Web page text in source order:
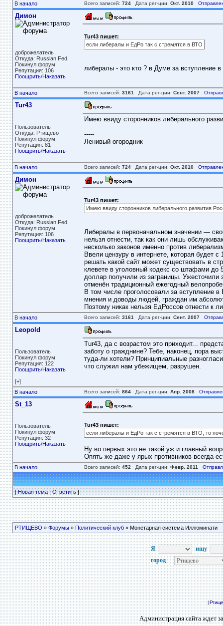
В начало Всего записей: 724Дата рег-ции: Окт. 2010
Димон
доброжелатель
Откуда: Russian Fed.
Покинул форум
Репутация: 106
Поощрить/Наказать
Tur43 пишет:
если либералы и ЕдРо так с стремятся в ВТО
либералы - это кто ? в Думе за вступление
В начало Всего записей: 3161 Дата рег-ции: Сент. 2007
Tur43
Пользователь
Откуда: Ртищево
Покинул форум
Репутация: 81
Поощрить/Наказать
Имею ввиду сторонников либерального
-----
Ленивый огородник
В начало Всего записей: 724Дата рег-ции: Окт. 2010
Димон
доброжелатель
Откуда: Russian Fed.
Покинул форум
Репутация: 106
Поощрить/Наказать
Tur43 пишет:
Имею ввиду сторонников либерального развития
Либералы в первоначальном значении —
нельзя отнести, так как они лишь
несколько законов именно против
Ввели цензуру в интернете, которая будет
решать какой сайт может существовать в
клевете в уголовный кодекс со штафами до
доллар получили из заграницы. Ужесточили
отменён традиционный ежегодный
В том числе проголосовали за вступление
мнения и доводы людей, граждан им
Поэтому никак нельзя ЕдРоссов отнести к
В начало Всего записей: 3161 Дата рег-ции: Сент. 2007
Leopold
Пользователь
Покинул форум
Репутация: 122
Поощрить/Наказать
[+]
Tur43, да с возрастом это приходит...
заботу о гражднине? Тебе, наконец, пора
туда-ли хотели? Принципиальные
что служил нам убежищем, разрушен.
В начало Всего записей: 864Дата рег-ции: Апр. 2008
St_13
Пользователь
Покинул форум
Репутация: 32
Поощрить/Наказать
Tur43 пишет:
если либералы и ЕдРо так с стремятся в ВТО, то
Ну во первых это не такой уж и главный
Опять же даже у ярых противников всегда
В начало Всего записей: 452 Дата рег-ции: Февр. 2011
|Новая тема|Ответить|
РТИЩЕВО » Форумы» Политический клуб» Монетарная система Иллюминати
Я
ищу
город
|
Администрация сайта ждет